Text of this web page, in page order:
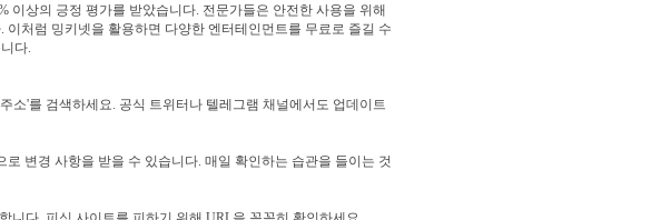
이상의 긍정 평가를 받았습니다. 전문가들은 안전한 사용을 위해
처럼 밍키넷을 활용하면 다양한 엔터테인먼트를 무료로 즐길 수
다.
소'를 검색하세요. 공식 트위터나 텔레그램 채널에서도 업데이트
변경 사항을 받을 수 있습니다. 매일 확인하는 습관을 들이는 것